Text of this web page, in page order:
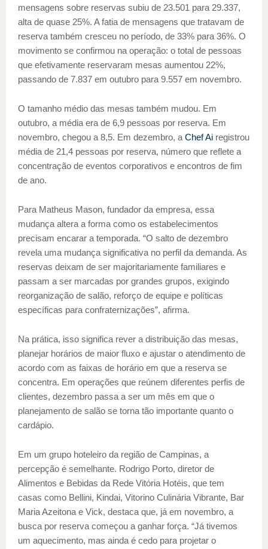
mensagens sobre reservas subiu de 23.501 para 29.337,
alta de quase 25%. A fatia de mensagens que tratavam de
reserva também cresceu no período, de 33% para 36%. O
movimento se confirmou na operação: o total de pessoas
que efetivamente reservaram mesas aumentou 22%,
passando de 7.837 em outubro para 9.557 em novembro.
O tamanho médio das mesas também mudou. Em
outubro, a média era de 6,9 pessoas por reserva. Em
novembro, chegou a 8,5. Em dezembro, a Chef Ai registrou
média de 21,4 pessoas por reserva, número que reflete a
concentração de eventos corporativos e encontros de fim
de ano.
Para Matheus Mason, fundador da empresa, essa
mudança altera a forma como os estabelecimentos
precisam encarar a temporada. “O salto de dezembro
revela uma mudança significativa no perfil da demanda. As
reservas deixam de ser majoritariamente familiares e
passam a ser marcadas por grandes grupos, exigindo
reorganização de salão, reforço de equipe e políticas
específicas para confraternizações”, afirma.
Na prática, isso significa rever a distribuição das mesas,
planejar horários de maior fluxo e ajustar o atendimento de
acordo com as faixas de horário em que a reserva se
concentra. Em operações que reúnem diferentes perfis de
clientes, dezembro passa a ser um mês em que o
planejamento de salão se torna tão importante quanto o
cardápio.
Em um grupo hoteleiro da região de Campinas, a
percepção é semelhante. Rodrigo Porto, diretor de
Alimentos e Bebidas da Rede Vitória Hotéis, que tem
casas como Bellini, Kindai, Vitorino Culinária Vibrante, Bar
Maria Azeitona e Vick, destaca que, já em novembro, a
busca por reserva começou a ganhar força. “Já tivemos
um aquecimento, mas ainda é cedo para projetar o